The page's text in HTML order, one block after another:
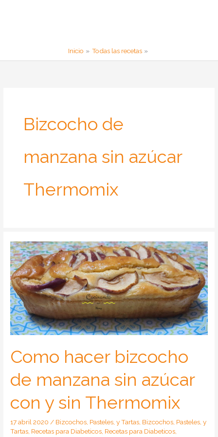
Inicio Todas las recetas
Bizcocho de
manzana sin azúcar
Thermomix
Como hacer bizcocho
de manzana sin azúcar
con y sin Thermomix
17 abril 2020/ Bizcochos, Pasteles, y Tartas, Bizcochos, Pasteles, y
Tartas, Recetas para Diabeticos, Recetas para Diabeticos,